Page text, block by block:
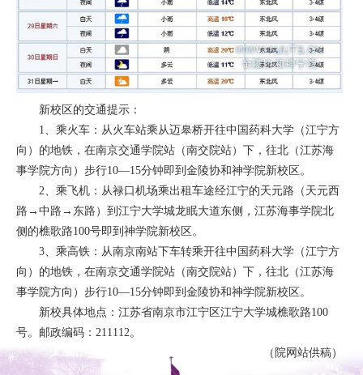
新校区的交通提示：
1、乘火车：从火车站乘从迈皋桥开往中国药科大学（江宁方
向）的地铁，在南京交通学院站（南交院站）下，往北（江苏海
事学院方向）步行10—15分钟即到金陵协和神学院新校区。
2、乘飞机：从禄口机场乘出租车途经江宁的天元路（天元西
路→中路→东路）到江宁大学城龙眠大道东侧，江苏海事学院北
侧的樵歌路100号即到神学院新校区。
3、乘高铁：从南京南站下车转乘开往中国药科大学（江宁方
向）的地铁，在南京交通学院站（南交院站）下，往北（江苏海
事学院方向）步行10—15分钟即到金陵协和神学院新校区。
新校具体地点：江苏省南京市江宁区江宁大学城樵歌路100
号。邮政编码：211112。
（院网站供稿）